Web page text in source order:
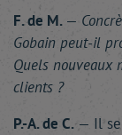
F. de M. —
Gobain peut-il
Quels nouveaux
clients ?
P.-A. de C.— Il